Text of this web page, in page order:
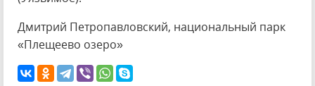
Дмитрий Петропавловский, национальный парк
«Плещеево озеро»